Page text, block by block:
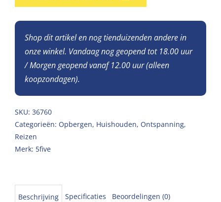
Shop dit artikel en nog tienduizenden andere in
onze winkel. Vandaag nog geopend tot 18.00 uur
/ Morgen geopend vanaf 12.00 uur (alleen
koopzondagen).
SKU: 36760
Categorieën: Opbergen, Huishouden, Ontspanning,
Reizen
Merk: 5five
Beschrijving Specificaties Beoordelingen (0)